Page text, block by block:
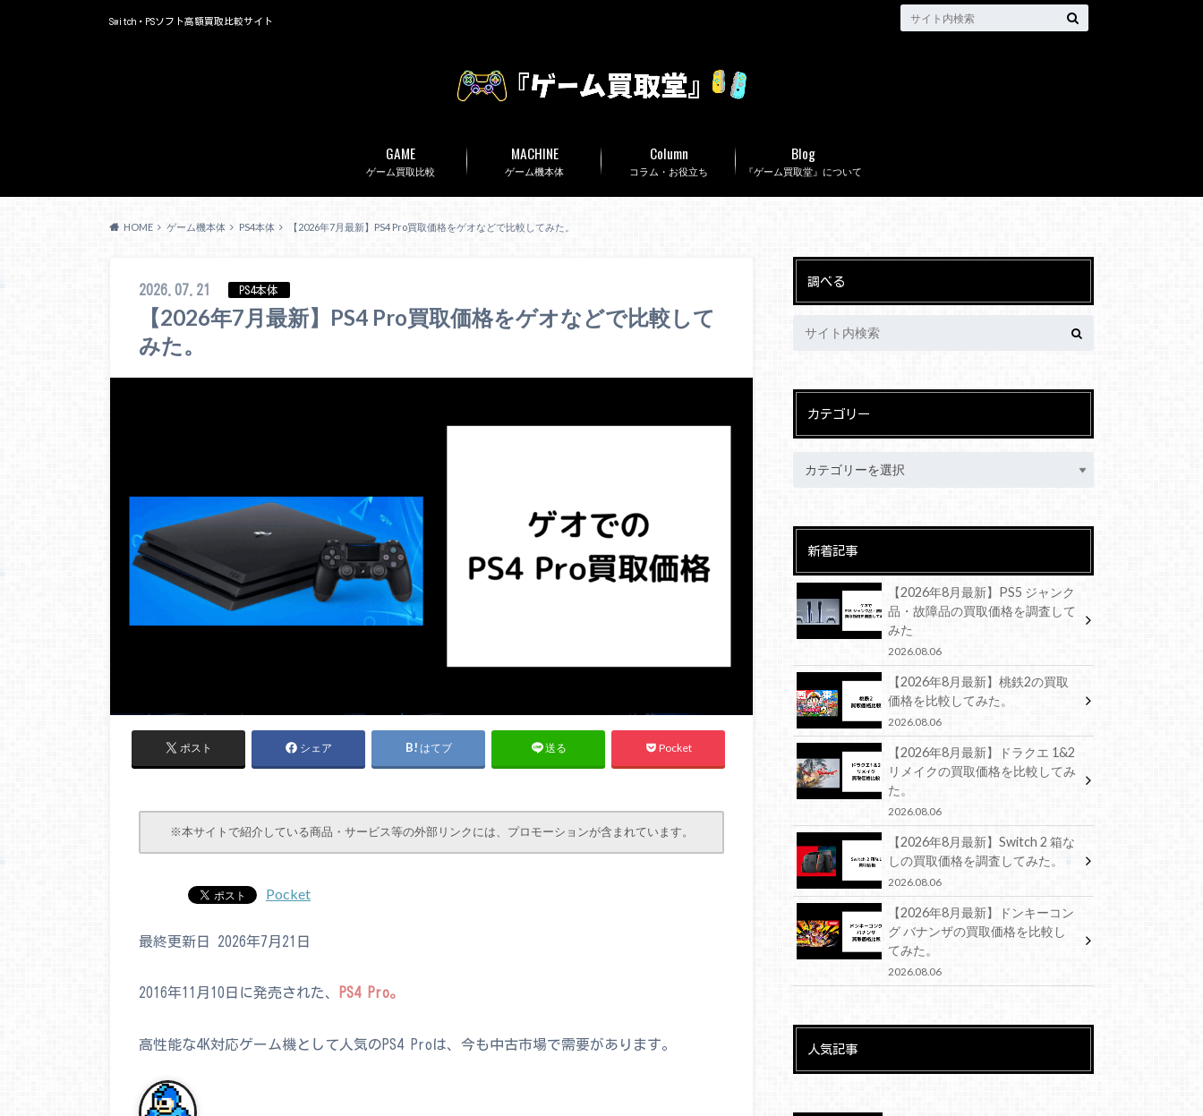
Switch・PSソフト高額買取比較サイト
ゲーム買取比較
GAME
ゲーム機本体
MACHINE
コラム・お役立ち
Column
『ゲーム買取堂』について
Blog
HOME ゲーム機本体 PS4本体 【2026年7月最新】PS4 Pro買取価格をゲオなどで比較してみた。
2026.07.21 PS4本体
【2026年7月最新】PS4 Pro買取価格をゲオなどで比較して
みた。
ポスト シェア はてブ 送る Pocket
※本サイトで紹介している商品・サービス等の外部リンクには、プロモーションが含まれています。
Pocket
最終更新日 2026年7月21日
2016年11月10日に発売された、 PS4 Pro。
高性能な4K対応ゲーム機として人気のPS4 Proは、今も中古市場で需要があります。
調べる
カテゴリー
新着記事
【2026年8月最新】PS5 ジャンク
品・故障品の買取価格を調査して
みた
2026.08.06
【2026年8月最新】桃鉄2の買取
価格を比較してみた。
2026.08.06
【2026年8月最新】ドラクエ 1&2
リメイクの買取価格を比較してみ
た。
2026.08.06
【2026年8月最新】Switch 2 箱な
しの買取価格を調査してみた。
2026.08.06
【2026年8月最新】ドンキーコン
グ バナンザの買取価格を比較し
てみた。
2026.08.06
人気記事